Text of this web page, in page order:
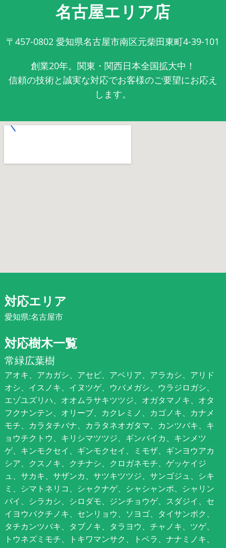
名古屋エリア店
〒457-0802 愛知県名古屋市南区元柴田東町4-39-101
創業20年。関東・関西日本全国拡大中！
信頼の技術と誠実な対応でお客様のご要望にお応え
します。
対応エリア
愛知県:名古屋市
対応樹木一覧
常緑広葉樹
アオキ、アカガシ、アセビ、アベリア、アラカシ、アリド
オシ、イスノキ、イヌツゲ、ウバメガシ、ウラジロガシ、
エゾユズリハ、オオムラサキツツジ、オガタマノキ、オタ
フクナンテン、オリーブ、カクレミノ、カゴノキ、カナメ
モチ、カラタチバナ、カラタネオガタマ、カンツバキ、キ
ョウチクトウ、キリシマツツジ、ギンバイカ、キンメツ
ゲ、キンモクセイ、ギンモクセイ、ミモザ、ギンヨウアカ
シア、クスノキ、クチナシ、クロガネモチ、ゲッケイジ
ュ、サカキ、サザンカ、サツキツツジ、サンゴジュ、シキ
ミ、シマトネリコ、シャクナゲ、シャシャンポ、シャリン
バイ、シラカシ、シロダモ、ジンチョウゲ、スダジイ、セ
イヨウバクチノキ、センリョウ、ソヨゴ、タイサンボク、
タチカンツバキ、タブノキ、タラヨウ、チャノキ、ツゲ、
トウネズミモチ、トキワマンサク、トベラ、ナナミノキ、